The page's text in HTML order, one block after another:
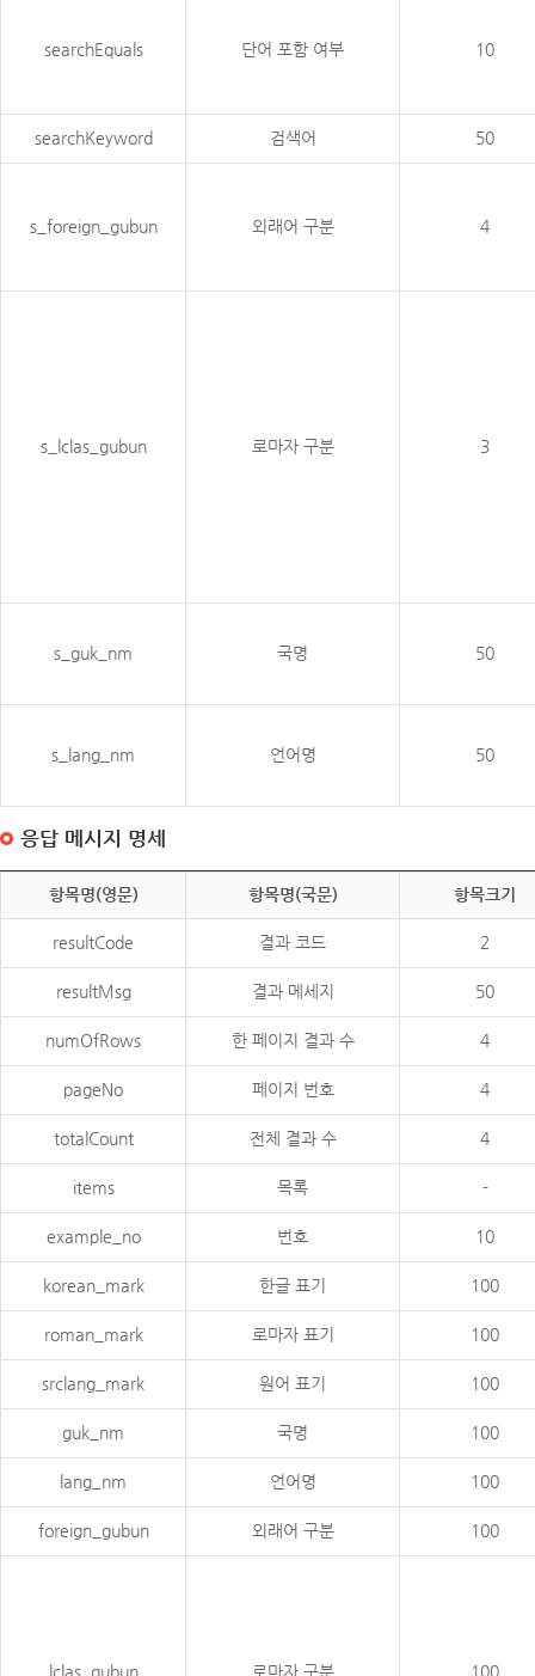
searchEquals 단어 포함 여부 10
searchKeyword 검색어 50
s_foreign_gubun 외래어 구분 4
s_lclas_gubun 로마자 구분 3
s_guk_nm 국명 50
s_lang_nm 언어명 50
응답 메시지 명세
항목명(영문) 항목명(국문) 항목크기
resultCode 결과 코드 2
resultMsg 결과 메세지 50
numOfRows 한 페이지 결과 수 4
pageNo 페이지 번호 4
totalCount 전체 결과 수 4
items 목록 -
example_no 번호 10
korean_mark 한글 표기 100
roman_mark 로마자 표기 100
srclang_mark 원어 표기 100
guk_nm 국명 100
lang_nm 언어명 100
foreign_gubun 외래어 구분 100
lclas_gubun 로마자 구분 100